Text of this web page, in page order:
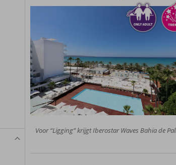
Voor “Ligging” krijgt Iberostar Waves Bahia de